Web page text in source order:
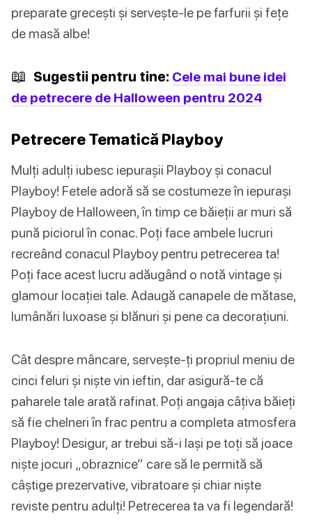
preparate grecești și servește-le pe farfurii și fețe
de masă albe!
📖 Sugestii pentru tine: Cele mai bune idei
de petrecere de Halloween pentru 2024
Petrecere Tematică Playboy
Mulți adulți iubesc iepurașii Playboy și conacul
Playboy! Fetele adoră să se costumeze în iepurași
Playboy de Halloween, în timp ce băieții ar muri să
pună piciorul în conac. Poți face ambele lucruri
recreând conacul Playboy pentru petrecerea ta!
Poți face acest lucru adăugând o notă vintage și
glamour locației tale. Adaugă canapele de mătase,
lumânări luxoase și blănuri și pene ca decorațiuni.
Cât despre mâncare, servește-ți propriul meniu de
cinci feluri și niște vin ieftin, dar asigură-te că
paharele tale arată rafinat. Poți angaja câțiva băieți
să fie chelneri în frac pentru a completa atmosfera
Playboy! Desigur, ar trebui să-i lași pe toți să joace
niște jocuri „obraznice” care să le permită să
câștige prezervative, vibratoare și chiar niște
reviste pentru adulți! Petrecerea ta va fi legendară!